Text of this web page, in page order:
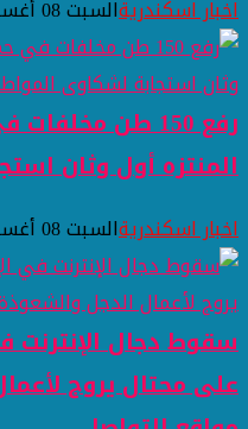
اخبار اسكندريةالسبت 08 أغسطس 2026 08:29 مساءً
رفع 150 طن
المنتزه أول وثان
اخبار اسكندريةالسبت 08 أغسطس 2026 08:25 مساءً
سقوط دجال الإنترنت
على محتال يروج